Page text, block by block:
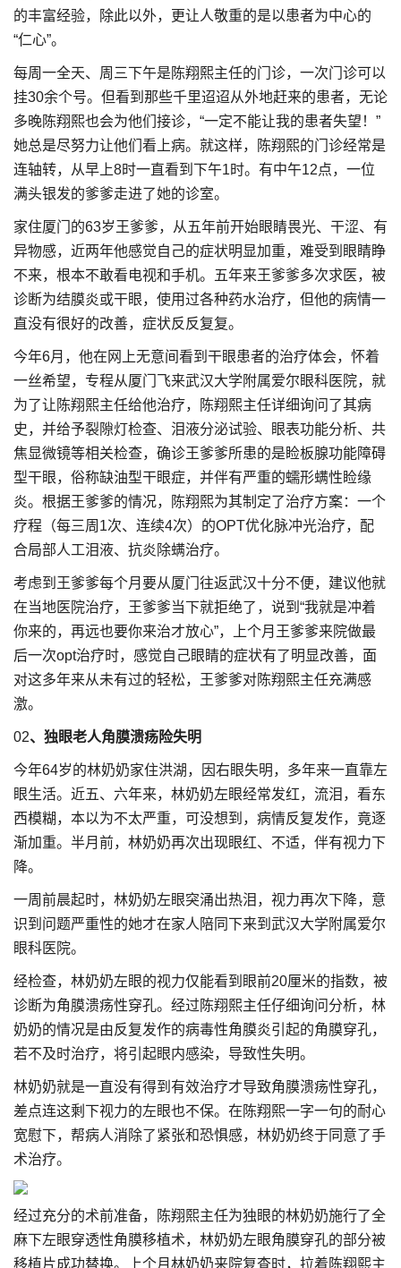
的丰富经验，除此以外，更让人敬重的是以患者为中心的
“仁心”。
每周一全天、周三下午是陈翔熙主任的门诊，一次门诊可以
挂30余个号。但看到那些千里迢迢从外地赶来的患者，无论
多晚陈翔熙也会为他们接诊，“一定不能让我的患者失望！”
她总是尽努力让他们看上病。就这样，陈翔熙的门诊经常是
连轴转，从早上8时一直看到下午1时。有中午12点，一位
满头银发的爹爹走进了她的诊室。
家住厦门的63岁王爹爹，从五年前开始眼睛畏光、干涩、有
异物感，近两年他感觉自己的症状明显加重，难受到眼睛睁
不来，根本不敢看电视和手机。五年来王爹爹多次求医，被
诊断为结膜炎或干眼，使用过各种药水治疗，但他的病情一
直没有很好的改善，症状反反复复。
今年6月，他在网上无意间看到干眼患者的治疗体会，怀着
一丝希望，专程从厦门飞来武汉大学附属爱尔眼科医院，就
为了让陈翔熙主任给他治疗，陈翔熙主任详细询问了其病
史，并给予裂隙灯检查、泪液分泌试验、眼表功能分析、共
焦显微镜等相关检查，确诊王爹爹所患的是睑板腺功能障碍
型干眼，俗称缺油型干眼症，并伴有严重的蠕形螨性睑缘
炎。根据王爹爹的情况，陈翔熙为其制定了治疗方案：一个
疗程（每三周1次、连续4次）的OPT优化脉冲光治疗，配
合局部人工泪液、抗炎除螨治疗。
考虑到王爹爹每个月要从厦门往返武汉十分不便，建议他就
在当地医院治疗，王爹爹当下就拒绝了，说到“我就是冲着
你来的，再远也要你来治才放心”，上个月王爹爹来院做最
后一次opt治疗时，感觉自己眼睛的症状有了明显改善，面
对这多年来从未有过的轻松，王爹爹对陈翔熙主任充满感
激。
02、独眼老人角膜溃疡险失明
今年64岁的林奶奶家住洪湖，因右眼失明，多年来一直靠左
眼生活。近五、六年来，林奶奶左眼经常发红，流泪，看东
西模糊，本以为不太严重，可没想到，病情反复发作，竟逐
渐加重。半月前，林奶奶再次出现眼红、不适，伴有视力下
降。
一周前晨起时，林奶奶左眼突涌出热泪，视力再次下降，意
识到问题严重性的她才在家人陪同下来到武汉大学附属爱尔
眼科医院。
经检查，林奶奶左眼的视力仅能看到眼前20厘米的指数，被
诊断为角膜溃疡性穿孔。经过陈翔熙主任仔细询问分析，林
奶奶的情况是由反复发作的病毒性角膜炎引起的角膜穿孔，
若不及时治疗，将引起眼内感染，导致性失明。
林奶奶就是一直没有得到有效治疗才导致角膜溃疡性穿孔，
差点连这剩下视力的左眼也不保。在陈翔熙一字一句的耐心
宽慰下，帮病人消除了紧张和恐惧感，林奶奶终于同意了手
术治疗。
经过充分的术前准备，陈翔熙主任为独眼的林奶奶施行了全
麻下左眼穿透性角膜移植术，林奶奶左眼角膜穿孔的部分被
移植片成功替换。上个月林奶奶来院复查时，拉着陈翔熙主